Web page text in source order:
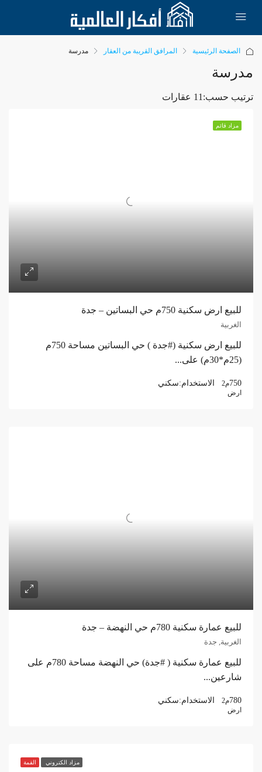
الصفحة الرئيسية المرافق القريبة من العقار مدرسة
مدرسة
11 عقارات ترتيب حسب:
مزاد قائم
للبيع ارض سكنية 750م حي البساتين – جدة
الغربية
للبيع ارض سكنية (#جدة ) حي البساتين مساحة 750م
(25م*30م) على...
750م2 الاستخدام:سكني
ارض
للبيع عمارة سكنية 780م حي النهضة – جدة
الغربية, جدة
للبيع عمارة سكنية ( #جدة) حي النهضة مساحة 780م على
شارعين...
780م2 الاستخدام:سكني
ارض
مزاد الكتروني القمة